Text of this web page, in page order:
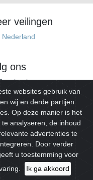
veilingen
Nederland
ons
voorbehouden.
websites gebruik van
wij en derde partijen
Op deze manier is het
analyseren, de inhoud
advertenties te
Door verder
u toestemming voor
Ik ga akkoord